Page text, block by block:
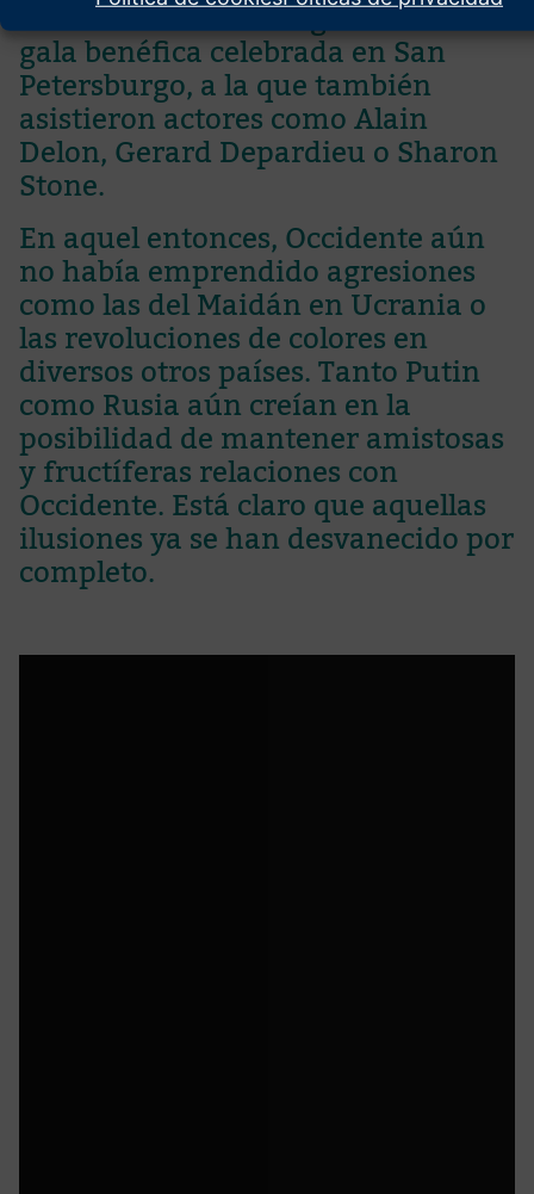
catorce años. Tuvo lugar en una
gala benéfica celebrada en San
Petersburgo, a la que también
asistieron actores como Alain
Delon, Gerard Depardieu o Sharon
Stone.
En aquel entonces, Occidente aún
no había emprendido agresiones
como las del Maidán en Ucrania o
las revoluciones de colores en
diversos otros países. Tanto Putin
como Rusia aún creían en la
posibilidad de mantener amistosas
y fructíferas relaciones con
Occidente. Está claro que aquellas
ilusiones ya se han desvanecido por
completo.